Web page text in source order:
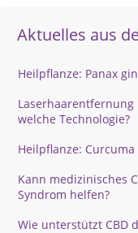
Aktuelles aus
Heilpflanze: Panax
welche Technologie?
Heilpflanze:
Kann medizinisches
Syndrom helfen?
Wie unterstützt CBD